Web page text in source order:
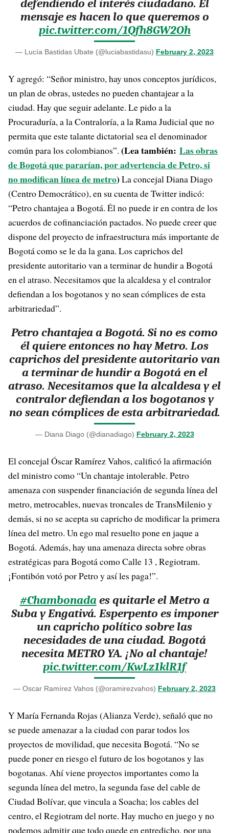
defendiendo el interés ciudadano. El
mensaje es hacen lo que queremos o
pic.twitter.com/1Qfh8GW2Oh
— Lucía Bastidas Ubate (@luciabastidasu) February 2, 2023
Y agregó: “Señor ministro, hay unos conceptos jurídicos,
un plan de obras, ustedes no pueden chantajear a la
ciudad. Hay que seguir adelante. Le pido a la
Procuraduría, a la Contraloría, a la Rama Judicial que no
permita que este talante dictatorial sea el denominador
común para los colombianos”. (Lea también: Las obras
de Bogotá que pararían, por advertencia de Petro, si
no modifican línea de metro) La concejal Diana Diago
(Centro Democrático), en su cuenta de Twitter indicó:
“Petro chantajea a Bogotá. Él no puede ir en contra de los
acuerdos de cofinanciación pactados. No puede creer que
dispone del proyecto de infraestructura más importante de
Bogotá como se le da la gana. Los caprichos del
presidente autoritario van a terminar de hundir a Bogotá
en el atraso. Necesitamos que la alcaldesa y el contralor
defiendan a los bogotanos y no sean cómplices de esta
arbitrariedad”.
Petro chantajea a Bogotá. Si no es como
él quiere entonces no hay Metro. Los
caprichos del presidente autoritario van
a terminar de hundir a Bogotá en el
atraso. Necesitamos que la alcaldesa y el
contralor defiendan a los bogotanos y
no sean cómplices de esta arbitrariedad.
— Diana Diago (@dianadiago) February 2, 2023
El concejal Óscar Ramírez Vahos, calificó la afirmación
del ministro como “Un chantaje intolerable. Petro
amenaza con suspender financiación de segunda línea del
metro, metrocables, nuevas troncales de TransMilenio y
demás, si no se acepta su capricho de modificar la primera
línea del metro. Un ego mal resuelto pone en jaque a
Bogotá. Además, hay una amenaza directa sobre obras
estratégicas para Bogotá como Calle 13 , Regiotram.
¡Fontibón votó por Petro y así les paga!”.
#Chambonadaes quitarle el Metro a
Suba y Engativá. Esperpento es imponer
un capricho político sobre las
necesidades de una ciudad. Bogotá
necesita METRO YA. ¡No al chantaje!
pic.twitter.com/KwLz1klR1f
— Oscar Ramírez Vahos (@oramirezvahos) February 2, 2023
Y María Fernanda Rojas (Alianza Verde), señaló que no
se puede amenazar a la ciudad con parar todos los
proyectos de movilidad, que necesita Bogotá. “No se
puede poner en riesgo el futuro de los bogotanos y las
bogotanas. Ahí viene proyectos importantes como la
segunda línea del metro, la segunda fase del cable de
Ciudad Bolívar, que vincula a Soacha; los cables del
centro, el Regiotram del norte. Hay mucho en juego y no
podemos admitir que todo quede en entredicho, por una